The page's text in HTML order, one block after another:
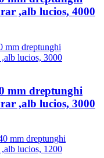
,alb lucios, 4000
mm dreptunghi
,alb lucios, 3000